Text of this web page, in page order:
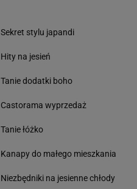
Sekret stylu japandi
Hity na jesień
Tanie dodatki boho
Castorama wyprzedaż
Tanie łóżko
Kanapy do małego mieszkania
Niezbędniki na jesienne chłody